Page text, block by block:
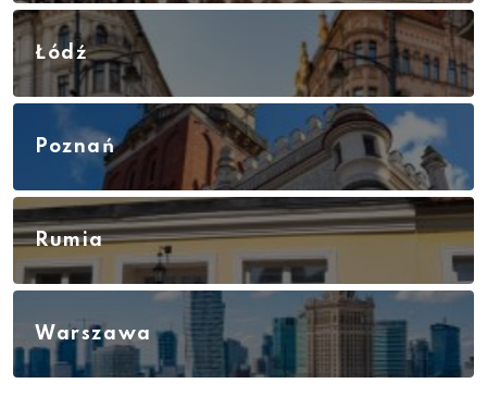
Łódź
Poznań
Rumia
Warszawa